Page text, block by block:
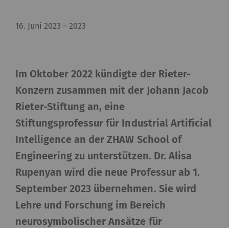
16. Juni 2023–2023
Im Oktober 2022 kündigte der Rieter-
Konzern zusammen mit der Johann Jacob
Rieter-Stiftung an, eine
Stiftungsprofessur für Industrial Artificial
Intelligence an der ZHAW School of
Engineering zu unterstützen. Dr. Alisa
Rupenyan wird die neue Professur ab 1.
September 2023 übernehmen. Sie wird
Lehre und Forschung im Bereich
neurosymbolischer Ansätze für